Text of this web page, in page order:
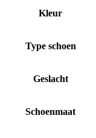
Kleur
Type schoen
Geslacht
Schoenmaat